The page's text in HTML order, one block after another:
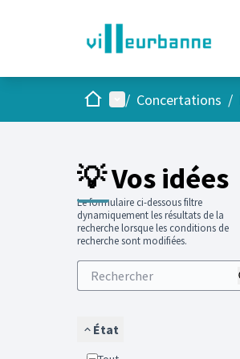
AccueilMenu principal
/ Concertations /
💡 Vos idées
Le formulaire ci-dessous filtre
dynamiquement les résultats de la
recherche lorsque les conditions de
recherche sont modifiées.
État